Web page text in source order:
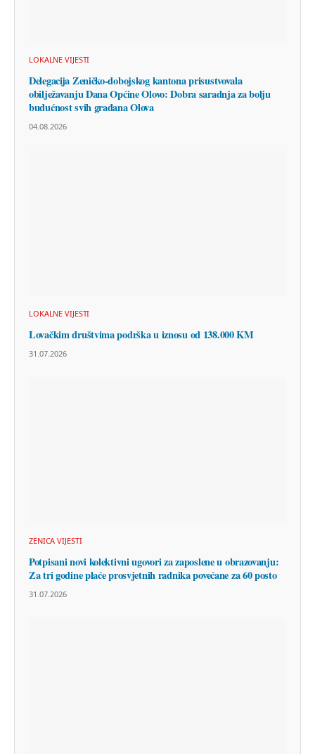
LOKALNE VIJESTI
Delegacija Zeničko-dobojskog kantona prisustvovala
obilježavanju Dana Općine Olovo: Dobra saradnja za bolju
budućnost svih građana Olova
04.08.2026
LOKALNE VIJESTI
Lovačkim društvima podrška u iznosu od 138.000 KM
31.07.2026
ZENICA VIJESTI
Potpisani novi kolektivni ugovori za zaposlene u obrazovanju:
Za tri godine plaće prosvjetnih radnika povećane za 60 posto
31.07.2026